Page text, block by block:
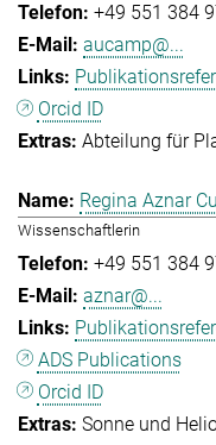
+49 551 384
aucamp@...
Orcid ID
Abteilung für
Regina Aznar
Wissenschaftlerin
+49 551 384
aznar@...
ADS Publications
Orcid ID
Sonne und